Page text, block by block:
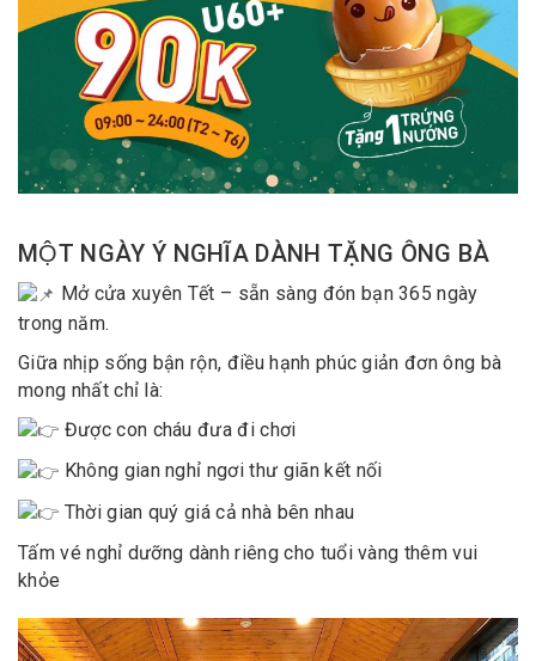
MỘT NGÀY Ý NGHĨA DÀNH TẶNG ÔNG BÀ
Mở cửa xuyên Tết – sẵn sàng đón bạn 365 ngày
trong năm.
Giữa nhịp sống bận rộn, điều hạnh phúc giản đơn ông bà
mong nhất chỉ là:
Được con cháu đưa đi chơi
Không gian nghỉ ngơi thư giãn kết nối
Thời gian quý giá cả nhà bên nhau
Tấm vé nghỉ dưỡng dành riêng cho tuổi vàng thêm vui
khỏe